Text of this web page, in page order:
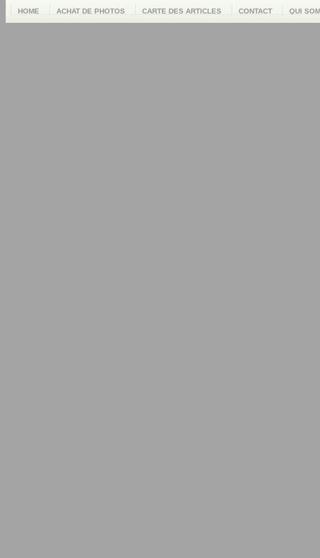
HOME ACHAT DE PHOTOS CARTE DES ARTICLES CONTACT QUI